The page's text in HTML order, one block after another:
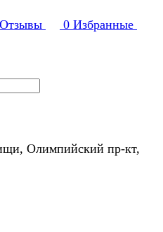
Отзывы 0 Избранные
Олимпийский пр-кт,